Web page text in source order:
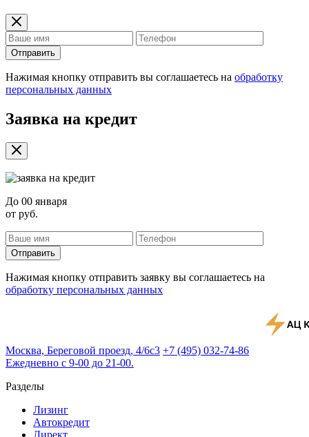
Отправить
Нажимая кнопку отправить вы соглашаетесь на обработку
персональных данных
Заявка на кредит
До 00 января
от руб.
Отправить
Нажимая кнопку отправить заявку вы соглашаетесь на
обработку персональных данных
Москва, Береговой проезд, 4/6с3 +7 (495) 032-74-86
Ежедневно с 9-00 до 21-00.
Разделы
Лизинг
Автокредит